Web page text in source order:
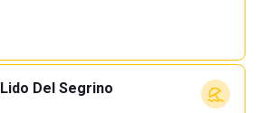
Lido Del Segrino